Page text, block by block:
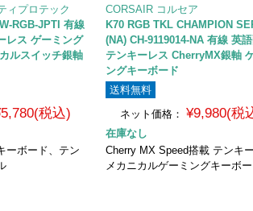
ィプロテック
RGB-JPTI 有線
レス ゲーミング
ルスイッチ銀軸
税込)
ーボード、テン
CORSAIR コルセア
K70 RGB TKL CHAMPION
(NA) CH-9119014-NA 有線 英語
テンキーレス CherryMX銀軸
ングキーボード
送料無料
ネット価格：
¥9,980(税
在庫なし
Cherry MX Speed搭載 テンキ
メカニカルゲーミングキーボ